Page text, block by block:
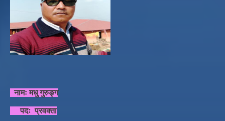
नामः मधु गुरुङ्ग
पदः प्रवक्ता